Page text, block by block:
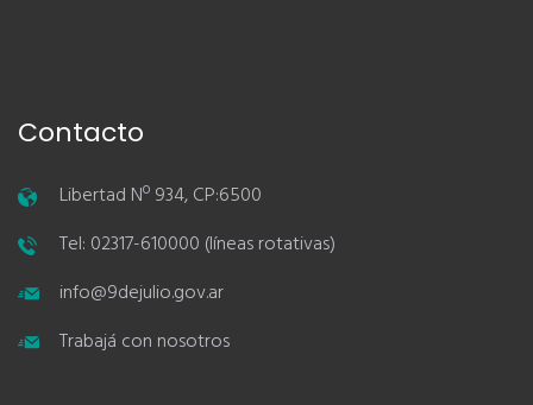
Contacto
Libertad Nº 934, CP:6500
Tel: 02317-610000 (líneas rotativas)
info@9dejulio.gov.ar
Trabajá con nosotros